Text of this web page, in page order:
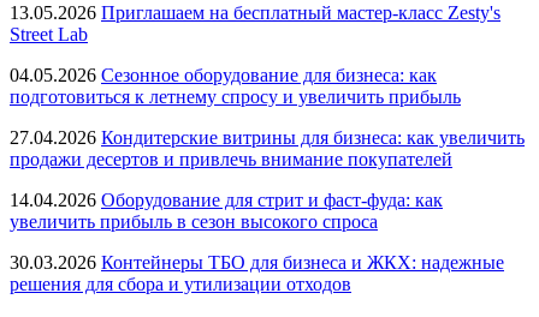
13.05.2026 Приглашаем на бесплатный мастер-класс Zesty's
Street Lab
04.05.2026 Сезонное оборудование для бизнеса: как
подготовиться к летнему спросу и увеличить прибыль
27.04.2026 Кондитерские витрины для бизнеса: как увеличить
продажи десертов и привлечь внимание покупателей
14.04.2026 Оборудование для стрит и фаст-фуда: как
увеличить прибыль в сезон высокого спроса
30.03.2026 Контейнеры ТБО для бизнеса и ЖКХ: надежные
решения для сбора и утилизации отходов